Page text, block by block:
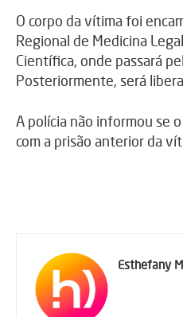
O corpo da vítima foi
Regional de Medicina
Científica, onde passará
Posteriormente, será
A polícia não informou se
com a prisão anterior da
Esthefany